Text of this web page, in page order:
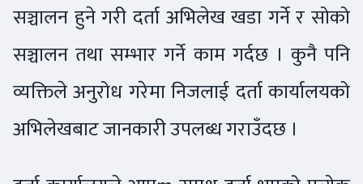
सञ्चालन हुने गरी दर्ता अभिलेख खडा गर्ने र सोको
सञ्चालन तथा सम्भार गर्ने काम गर्दछ । कुनै पनि
व्यक्तिले अनुरोध गरेमा निजलाई दर्ता कार्यालयको
अभिलेखबाट जानकारी उपलब्ध गराउँदछ ।